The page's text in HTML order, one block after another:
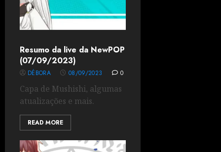
Resumo da live da NewPOP
(07/09/2023)
DÉBORA 08/09/2023 0
Capa de Mushishi, algumas
atualizações e mais.
READ MORE